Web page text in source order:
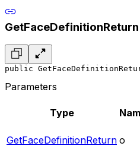
public
Parameters
Type
GetFaceDefinitionReturn o